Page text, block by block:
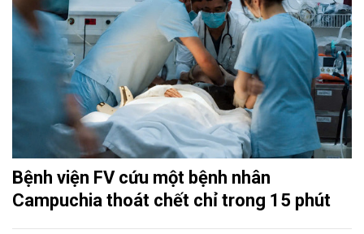
Bệnh viện FV cứu một bệnh nhân
Campuchia thoát chết chỉ trong 15 phút